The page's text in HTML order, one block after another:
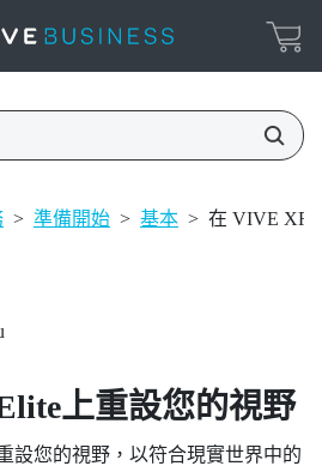
> 準備開始 > 基本 > 在 VIVE XR
上重設您的視野
設您的視野，以符合現實世界中的